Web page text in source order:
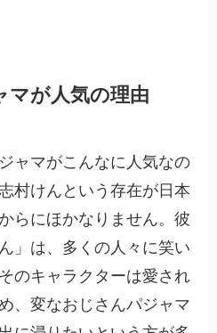
が人気の理由
ャマがこんなに人気なの
村けんという存在が日本
らにほかなりません。彼
」は、多くの人々に笑い
のキャラクターは愛され
、変なおじさんパジャマ